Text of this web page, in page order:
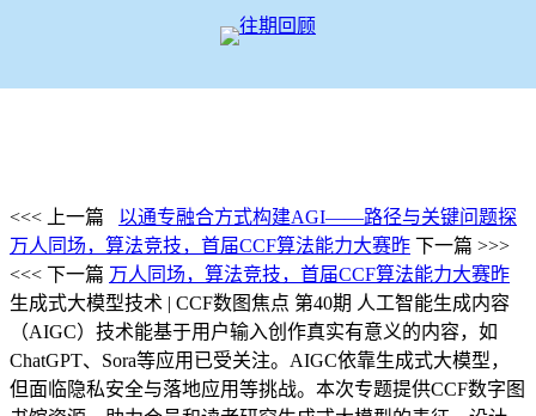
<<< 上一篇
以通专融合方式构建AGI——路径与关键问题探
万人同场，算法竞技，首届CCF算法能力大赛昨 下一篇 >>>
<<< 下一篇 万人同场，算法竞技，首届CCF算法能力大赛昨
生成式大模型技术 | CCF数图焦点 第40期 人工智能生成内容
（AIGC）技术能基于用户输入创作真实有意义的内容，如
ChatGPT、Sora等应用已受关注。AIGC依靠生成式大模型，
但面临隐私安全与落地应用等挑战。本次专题提供CCF数字图